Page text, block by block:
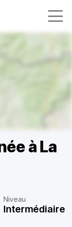
à La
Niveau
Intermédiaire